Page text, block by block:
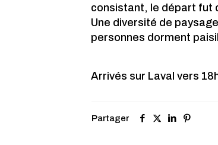
consistant, le départ fut
Une diversité de
personnes dorment
Arrivés sur Laval vers
Partager